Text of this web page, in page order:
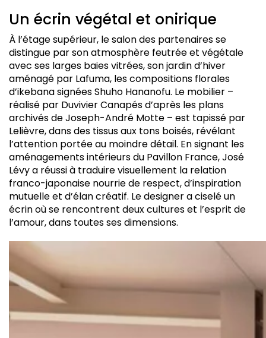
Un écrin végétal et onirique
À l’étage supérieur, le salon des partenaires se
distingue par son atmosphère feutrée et végétale
avec ses larges baies vitrées, son jardin d’hiver
aménagé par Lafuma, les compositions florales
d’ikebana signées Shuho Hananofu. Le mobilier –
réalisé par Duvivier Canapés d’après les plans
archivés de Joseph-André Motte – est tapissé par
Lelièvre, dans des tissus aux tons boisés, révélant
l’attention portée au moindre détail. En signant les
aménagements intérieurs du Pavillon France, José
Lévy a réussi à traduire visuellement la relation
franco-japonaise nourrie de respect, d’inspiration
mutuelle et d’élan créatif. Le designer a ciselé un
écrin où se rencontrent deux cultures et l’esprit de
l’amour, dans toutes ses dimensions.